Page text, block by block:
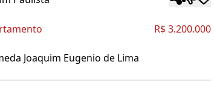
R$ 3.200.000
Joaquim Eugenio de Lima